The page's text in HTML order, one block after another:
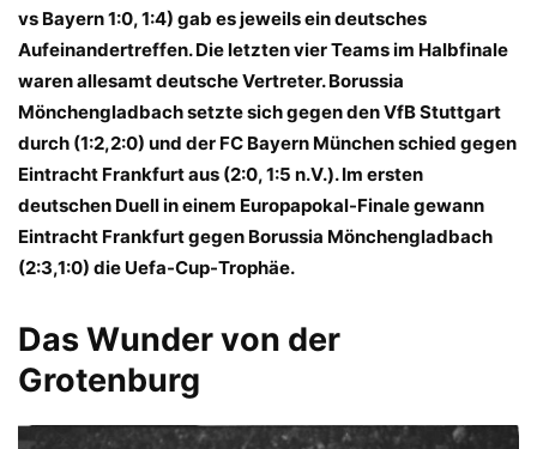
vs Bayern 1:0, 1:4) gab es jeweils ein deutsches
Aufeinandertreffen. Die letzten vier Teams im Halbfinale
waren allesamt deutsche Vertreter. Borussia
Mönchengladbach setzte sich gegen den VfB Stuttgart
durch (1:2,2:0) und der FC Bayern München schied gegen
Eintracht Frankfurt aus (2:0, 1:5 n.V.). Im ersten
deutschen Duell in einem Europapokal-Finale gewann
Eintracht Frankfurt gegen Borussia Mönchengladbach
(2:3,1:0) die Uefa-Cup-Trophäe.
Das Wunder von der
Grotenburg